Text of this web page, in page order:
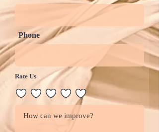
Phone
Rate Us